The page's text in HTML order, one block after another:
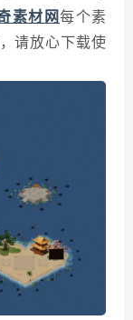
素材网每个素
请放心下载使